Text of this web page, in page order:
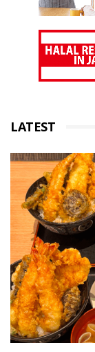
LATEST